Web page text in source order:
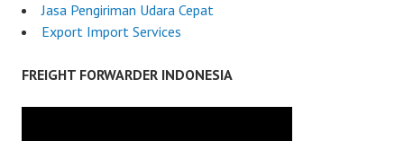
Jasa Pengiriman Udara Cepat
Export Import Services
FREIGHT FORWARDER INDONESIA